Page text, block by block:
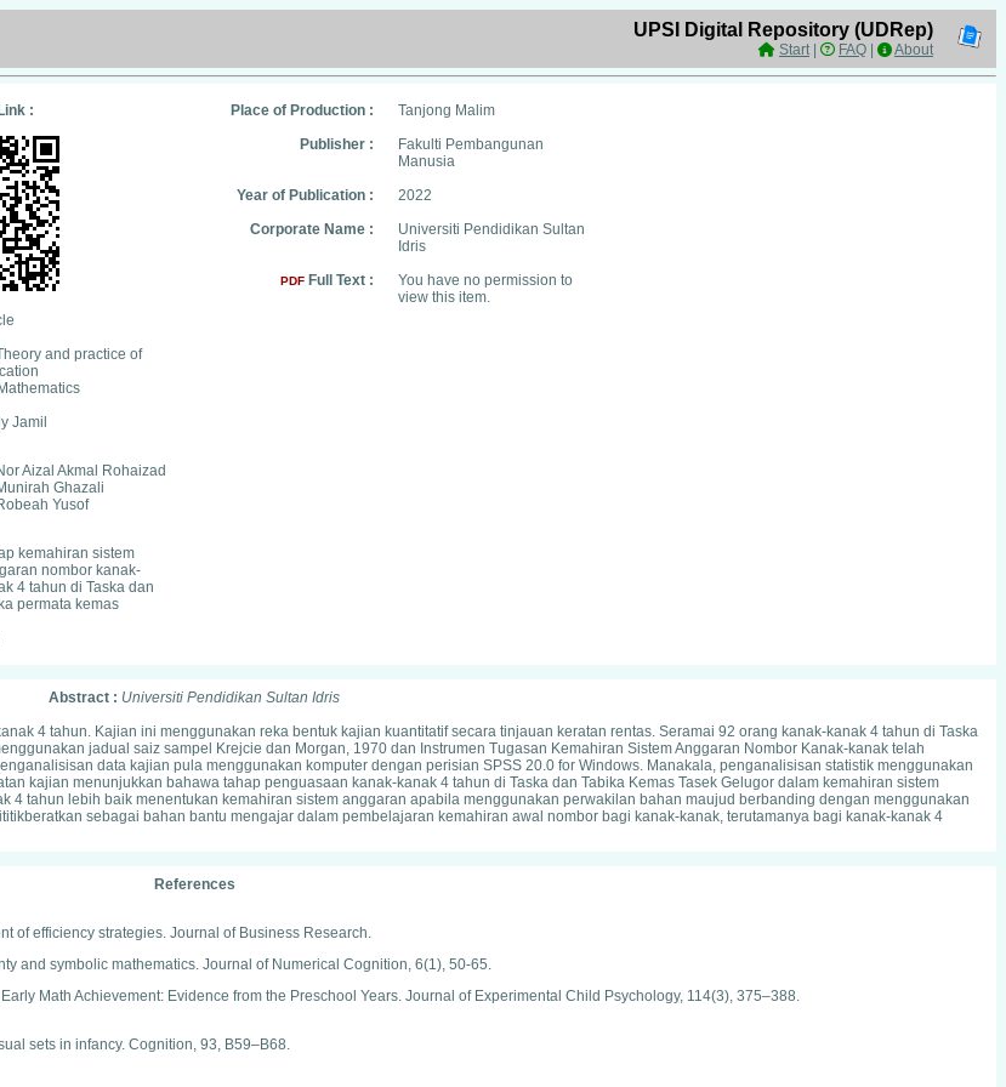
UPSI Digital Repository (UDRep)
Start| FAQ About
:
and practice of
Jamil
Aizal Akmal Rohaizad
Ghazali
Yusof
kemahiran sistem
nombor kanak-
4 tahun di Taska dan
permata kemas
Place of Production :
Tanjong Malim
Publisher :
Fakulti Pembangunan
Manusia
Year of Publication :
2022
Corporate Name :
Universiti Pendidikan Sultan
Idris
PDF Full Text :
You have no permission to
view this item.
Abstract : Universiti Pendidikan Sultan Idris
4 tahun. Kajian ini menggunakan reka bentuk kajian kuantitatif secara tinjauan keratan rentas. Seramai 92 orang kanak-kanak 4 tahun di Taska
jadual saiz sampel Krejcie dan Morgan, 1970 dan Instrumen Tugasan Kemahiran Sistem Anggaran Nombor Kanak-kanak telah
data kajian pula menggunakan komputer dengan perisian SPSS 20.0 for Windows. Manakala, penganalisisan statistik menggunakan
kajian menunjukkan bahawa tahap penguasaan kanak-kanak 4 tahun di Taska dan Tabika Kemas Tasek Gelugor dalam kemahiran sistem
tahun lebih baik menentukan kemahiran sistem anggaran apabila menggunakan perwakilan bahan maujud berbanding dengan menggunakan
sebagai bahan bantu mengajar dalam pembelajaran kemahiran awal nombor bagi kanak-kanak, terutamanya bagi kanak-kanak 4
References
of efficiency strategies. Journal of Business Research.
and symbolic mathematics. Journal of Numerical Cognition, 6(1), 50-65.
Math Achievement: Evidence from the Preschool Years. Journal of Experimental Child Psychology, 114(3), 375–388.
sets in infancy. Cognition, 93, B59–B68.